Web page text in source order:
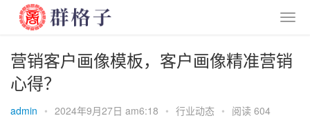
营销客户画像模板，客户画像精准营销
心得？
admin • 2024年9月27日 am6:18 • 行业动态 • 阅读 604